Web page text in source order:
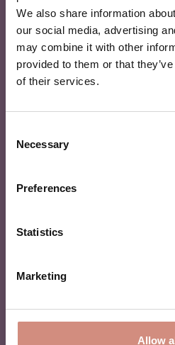
We also share information
our social media, advertising
may combine it with other
provided to them or that
of their services.
Selection
Necessary
Preferences
Statistics
Marketing
Allow
unterwegs sein –
Heute fließt nicht nur Vickis
jede Jacke ein, sondern auch
unseres kleinen,
Bewusstsein für die
Dazu kommen die
Jahren begleiten. So
– und gemacht für viele
ZUR MAMALILA